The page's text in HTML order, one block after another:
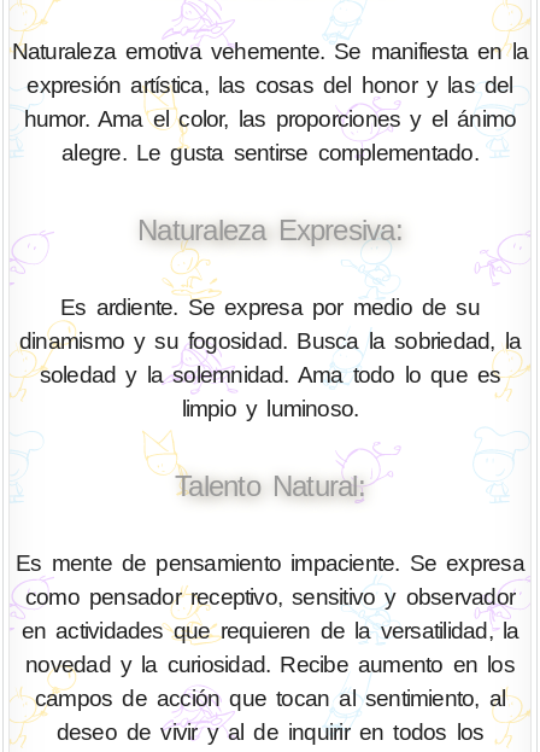
Naturaleza emotiva vehemente. Se manifiesta en la
expresión artística, las cosas del honor y las del
humor. Ama el color, las proporciones y el ánimo
alegre. Le gusta sentirse complementado.
Naturaleza Expresiva:
Es ardiente. Se expresa por medio de su
dinamismo y su fogosidad. Busca la sobriedad, la
soledad y la solemnidad. Ama todo lo que es
limpio y luminoso.
Talento Natural:
Es mente de pensamiento impaciente. Se expresa
como pensador receptivo, sensitivo y observador
en actividades que requieren de la versatilidad, la
novedad y la curiosidad. Recibe aumento en los
campos de acción que tocan al sentimiento, al
deseo de vivir y al de inquirir en todos los